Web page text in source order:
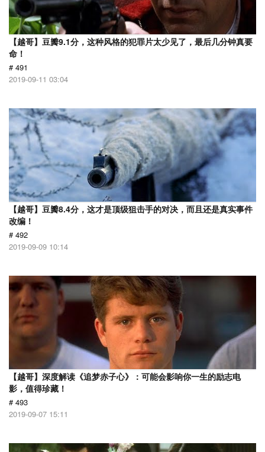
【越哥】豆瓣9.1分，这种风格的犯罪片太少见了，最后几分钟真要
命！
# 491
2019-09-11 03:04
【越哥】豆瓣8.4分，这才是顶级狙击手的对决，而且还是真实事件
改编！
# 492
2019-09-09 10:14
【越哥】深度解读《追梦赤子心》：可能会影响你一生的励志电
影，值得珍藏！
# 493
2019-09-07 15:11